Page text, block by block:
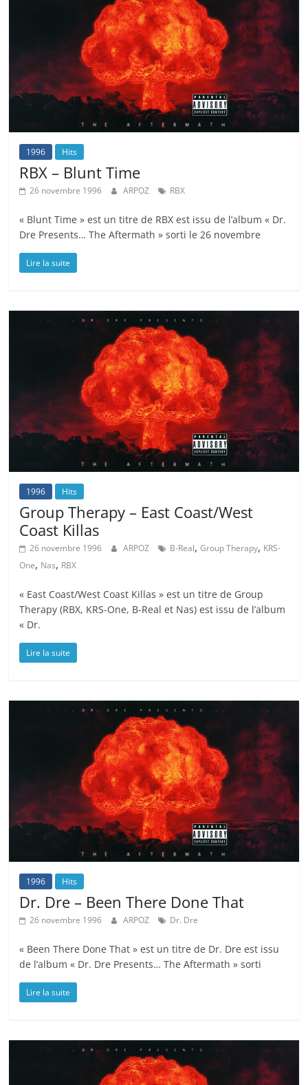
1996 Hits
RBX – Blunt Time
26 novembre 1996 ARPOZ RBX
« Blunt Time » est un titre de RBX est issu de l’album « Dr.
Dre Presents… The Aftermath » sorti le 26 novembre
Lire la suite
1996 Hits
Group Therapy – East Coast/West
Coast Killas
26 novembre 1996 ARPOZ B-Real,Group Therapy, KRS-
One, Nas, RBX
« East Coast/West Coast Killas » est un titre de Group
Therapy (RBX, KRS-One, B-Real et Nas) est issu de l’album
« Dr.
Lire la suite
1996 Hits
Dr. Dre – Been There Done That
26 novembre 1996 ARPOZ Dr. Dre
« Been There Done That » est un titre de Dr. Dre est issu
de l’album « Dr. Dre Presents… The Aftermath » sorti
Lire la suite